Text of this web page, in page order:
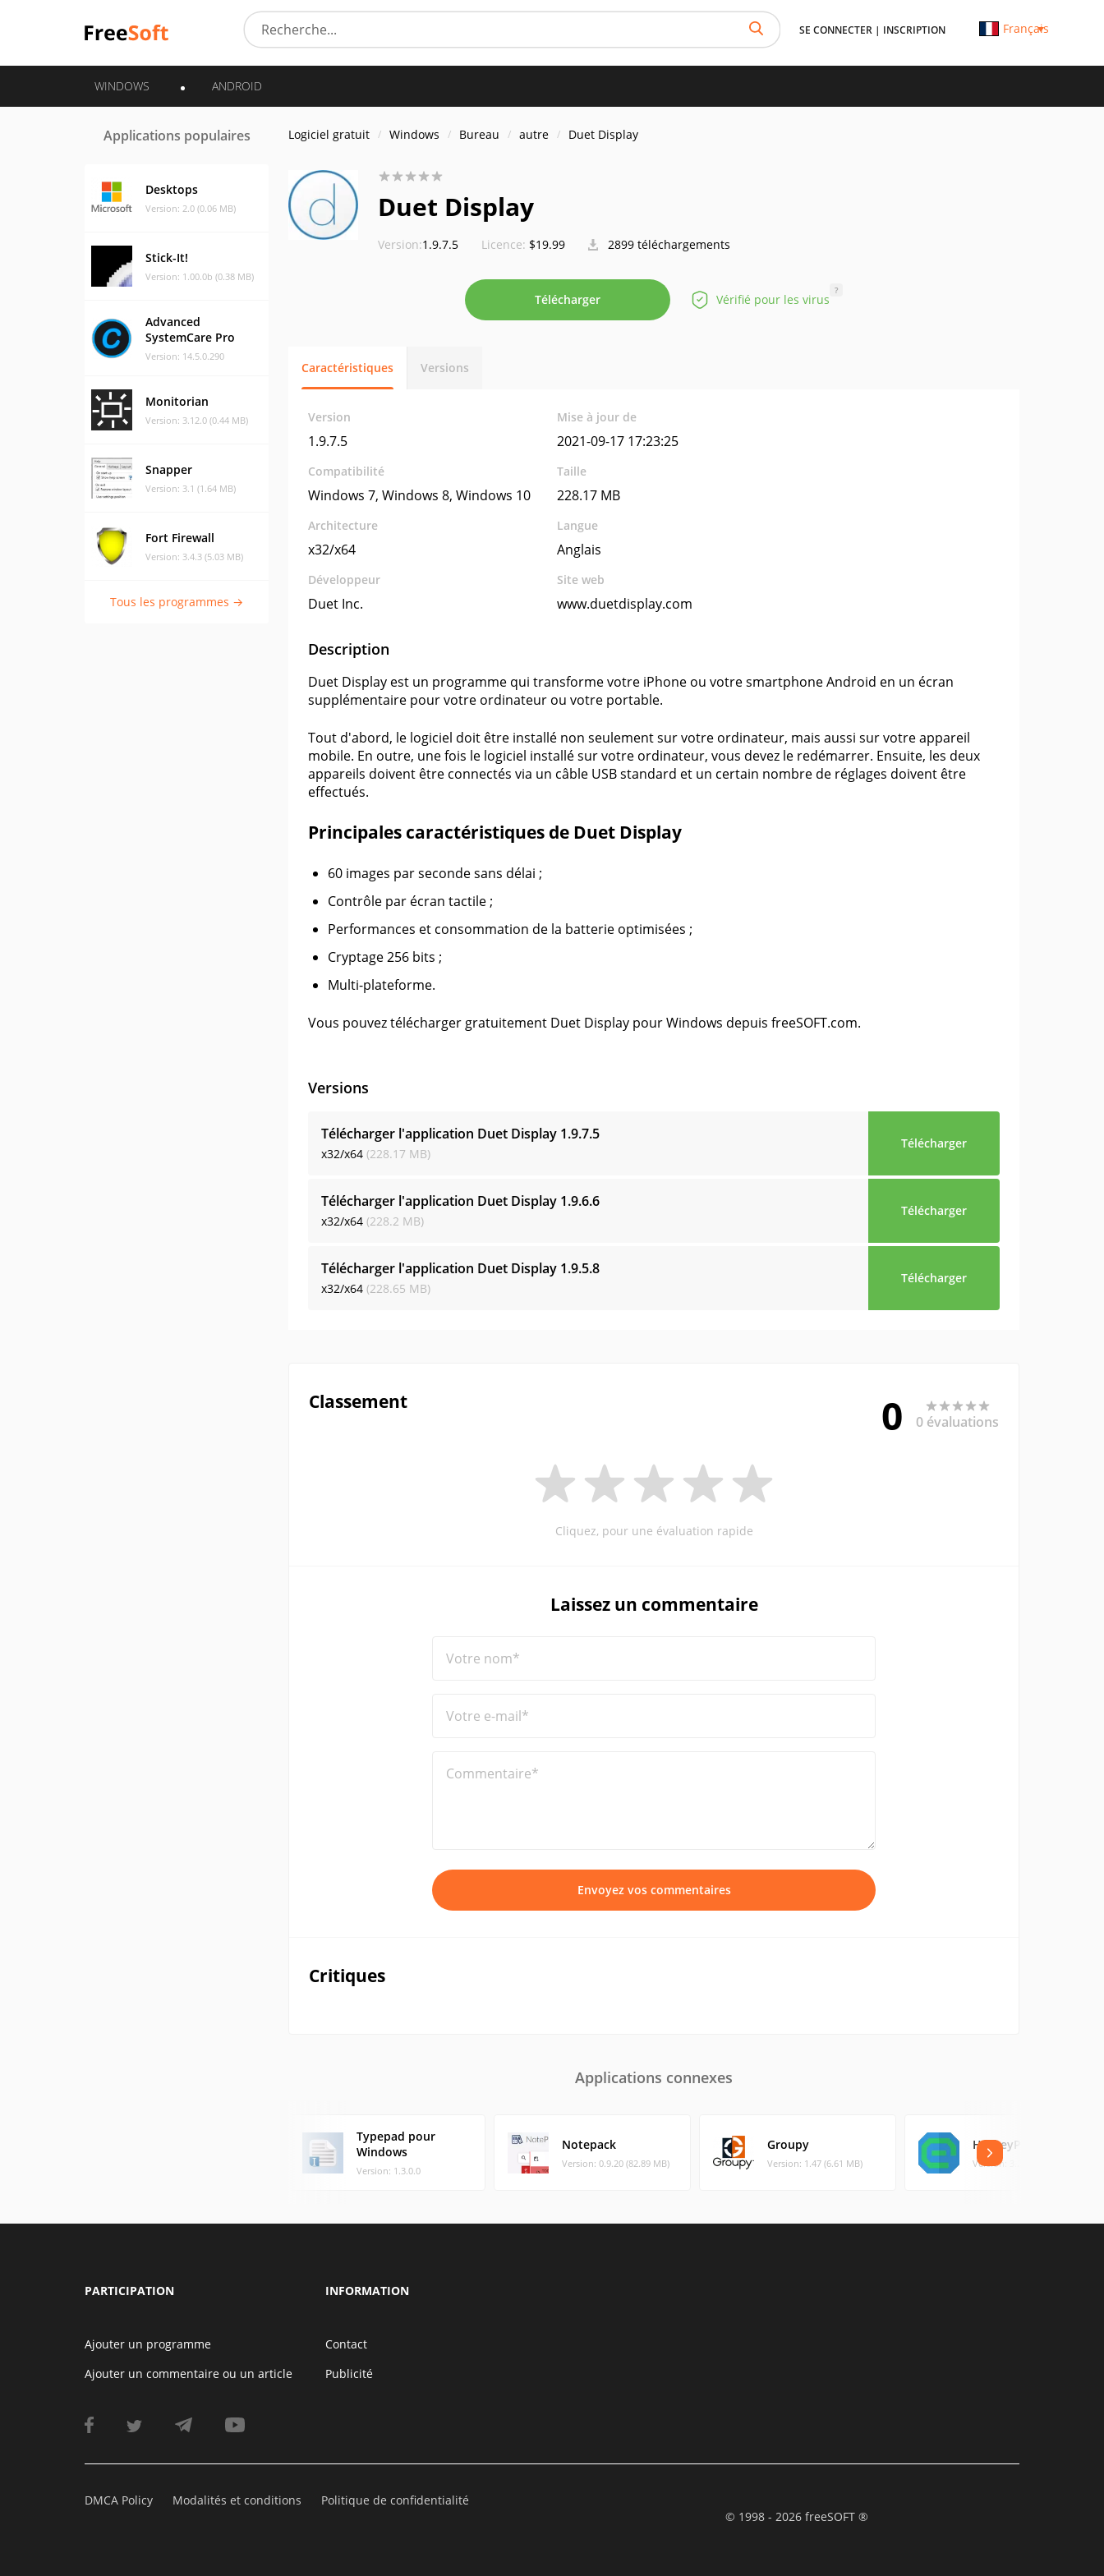
SE CONNECTER | INSCRIPTION Français
WINDOWS ANDROID
Applications populaires
Desktops
Version: 2.0 (0.06 MB)
Stick-It!
Version: 1.00.0b (0.38 MB)
Advanced
SystemCare Pro
Version: 14.5.0.290
Monitorian
Version: 3.12.0 (0.44 MB)
Snapper
Version: 3.1 (1.64 MB)
Fort Firewall
Version: 3.4.3 (5.03 MB)
Tous les programmes →
Logiciel gratuit Windows Bureau autre Duet Display
Duet Display
Version:1.9.7.5 Licence: $19.99 2899 téléchargements
Télécharger Vérifié pour les virus
?
Caractéristiques Versions
Version
1.9.7.5
Mise à jour de
2021-09-17 17:23:25
Compatibilité
Windows 7, Windows 8, Windows 10
Taille
228.17 MB
Architecture
x32/x64
Langue
Anglais
Développeur
Duet Inc.
Site web
www.duetdisplay.com
Description
Duet Display est un programme qui transforme votre iPhone ou votre smartphone Android en un écran
supplémentaire pour votre ordinateur ou votre portable.
Tout d'abord, le logiciel doit être installé non seulement sur votre ordinateur, mais aussi sur votre appareil
mobile. En outre, une fois le logiciel installé sur votre ordinateur, vous devez le redémarrer. Ensuite, les deux
appareils doivent être connectés via un câble USB standard et un certain nombre de réglages doivent être
effectués.
Principales caractéristiques de Duet Display
60 images par seconde sans délai ;
Contrôle par écran tactile ;
Performances et consommation de la batterie optimisées ;
Cryptage 256 bits ;
Multi-plateforme.
Vous pouvez télécharger gratuitement Duet Display pour Windows depuis freeSOFT.com.
Versions
Télécharger l'application Duet Display 1.9.7.5
x32/x64 (228.17 MB)
Télécharger
Télécharger l'application Duet Display 1.9.6.6
x32/x64 (228.2 MB)
Télécharger
Télécharger l'application Duet Display 1.9.5.8
x32/x64 (228.65 MB)
Télécharger
Classement 0 0 évaluations
Cliquez, pour une évaluation rapide
Laissez un commentaire
Votre nom*
Votre e-mail*
Commentaire*
Envoyez vos commentaires
Critiques
Applications connexes
Typepad pour
Windows
Version: 1.3.0.0
Notepack
Version: 0.9.20 (82.89 MB)
Groupy
Version: 1.47 (6.61 MB)
HotkeyPro
Version: 3.2.8 (1.38 MB)
PARTICIPATION
Ajouter un programme
Ajouter un commentaire ou un article
INFORMATION
Contact
Publicité
DMCA Policy Modalités et conditions
Politique de confidentialité
© 1998 - 2026 freeSOFT ®